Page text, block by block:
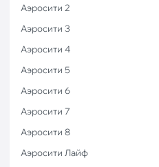
Аэросити 2
Аэросити 3
Аэросити 4
Аэросити 5
Аэросити 6
Аэросити 7
Аэросити 8
Аэросити Лайф